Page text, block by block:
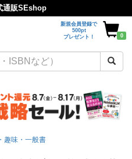
通販SEshop
新規会員登録で
500pt
プレゼント！
0
趣味・一般書